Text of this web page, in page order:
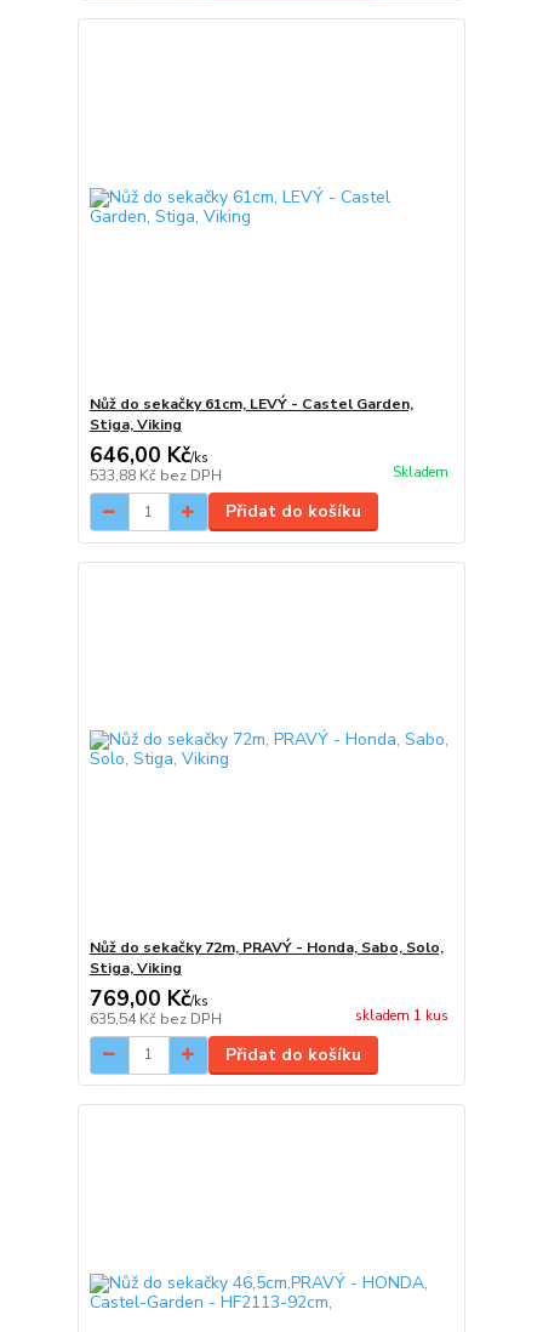
Nůž do sekačky 61cm, LEVÝ - Castel Garden,
Stiga, Viking
646,00 Kč/ks
533,88 Kč bez DPH Skladem
Přidat do košíku
Nůž do sekačky 72m, PRAVÝ - Honda, Sabo, Solo,
Stiga, Viking
769,00 Kč/ks
635,54 Kč bez DPH skladem 1 kus
Přidat do košíku